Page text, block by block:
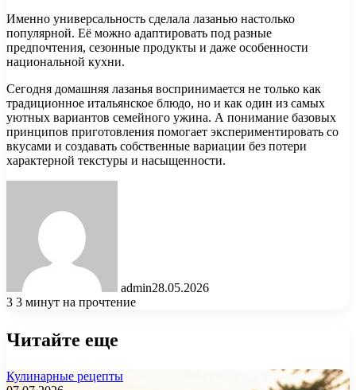
Именно универсальность сделала лазанью настолько
популярной. Её можно адаптировать под разные
предпочтения, сезонные продукты и даже особенности
национальной кухни.
Сегодня домашняя лазанья воспринимается не только как
традиционное итальянское блюдо, но и как один из самых
уютных вариантов семейного ужина. А понимание базовых
принципов приготовления помогает экспериментировать со
вкусами и создавать собственные вариации без потери
характерной текстуры и насыщенности.
admin28.05.2026
3 3 минут на прочтение
Читайте еще
Кулинарные рецепты